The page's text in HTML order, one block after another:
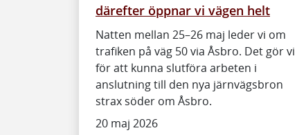
därefter öppnar vi vägen helt
Natten mellan 25–26 maj leder vi om
trafiken på väg 50 via Åsbro. Det gör vi
för att kunna slutföra arbeten i
anslutning till den nya järnvägsbron
strax söder om Åsbro.
20 maj 2026